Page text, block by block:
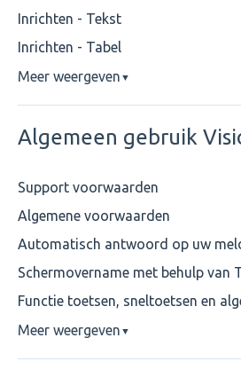
Inrichten - Tekst
Inrichten - Tabel
Meer weergeven ▼
Algemeen gebruik
Support voorwaarden
Algemene voorwaarden
Automatisch antwoord op uw
Schermovername met behulp van
Functie toetsen, sneltoetsen en
Meer weergeven ▼